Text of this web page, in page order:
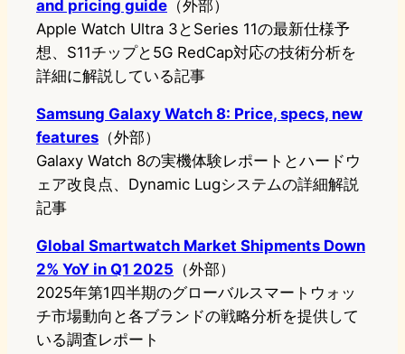
and pricing guide （外部）
Apple Watch Ultra 3とSeries 11の最新仕様予
想、S11チップと5G RedCap対応の技術分析を
詳細に解説している記事
Samsung Galaxy Watch 8: Price, specs, new
features （外部）
Galaxy Watch 8の実機体験レポートとハードウ
ェア改良点、Dynamic Lugシステムの詳細解説
記事
Global Smartwatch Market Shipments Down
2% YoY in Q1 2025 （外部）
2025年第1四半期のグローバルスマートウォッ
チ市場動向と各ブランドの戦略分析を提供して
いる調査レポート